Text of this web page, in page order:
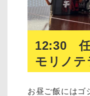
12:30 任
モリノテ
お昼ご飯にはゴ